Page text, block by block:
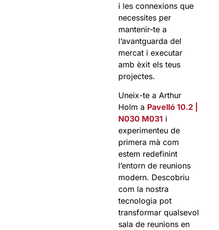
i les connexions que
necessites per
mantenir-te a
l’avantguarda del
mercat i executar
amb èxit els teus
projectes.
Uneix-te a Arthur
Holm a Pavelló 10.2 |
N030 M031 i
experimenteu de
primera mà com
estem redefinint
l’entorn de reunions
modern. Descobriu
com la nostra
tecnologia pot
transformar qualsevol
sala de reunions en